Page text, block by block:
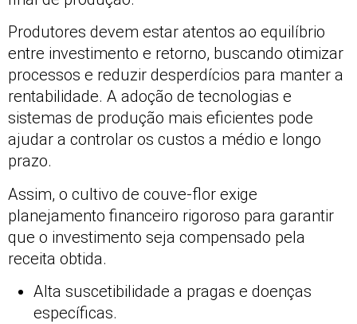
Produtores devem estar atentos ao equilíbrio
entre investimento e retorno, buscando otimizar
processos e reduzir desperdícios para manter a
rentabilidade. A adoção de tecnologias e
sistemas de produção mais eficientes pode
ajudar a controlar os custos a médio e longo
prazo.
Assim, o cultivo de couve-flor exige
planejamento financeiro rigoroso para garantir
que o investimento seja compensado pela
receita obtida.
Alta suscetibilidade a pragas e doenças
específicas.